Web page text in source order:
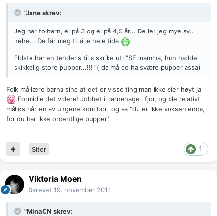
"Jane skrev:
Jeg har to barn, ei på 3 og ei på 4,5 år... De ler jeg mye av..
hehe... De får meg til å le hele tida
Eldste har en tendens til å skrike ut: "SE mamma, hun hadde
skikkelig store pupper...!!!" ( da må de ha svære pupper assa)
Folk må lære barna sine at det er visse ting man ikke sier høyt ja
Formidle det videre! Jobbet i barnehage i fjor, og ble relativt
målløs når en av ungene kom bort og sa "du er ikke voksen enda,
for du har ikke ordentlige pupper"
1
Siter
Viktoria Moen
Skrevet 19. november 2011
"MinaCN skrev: